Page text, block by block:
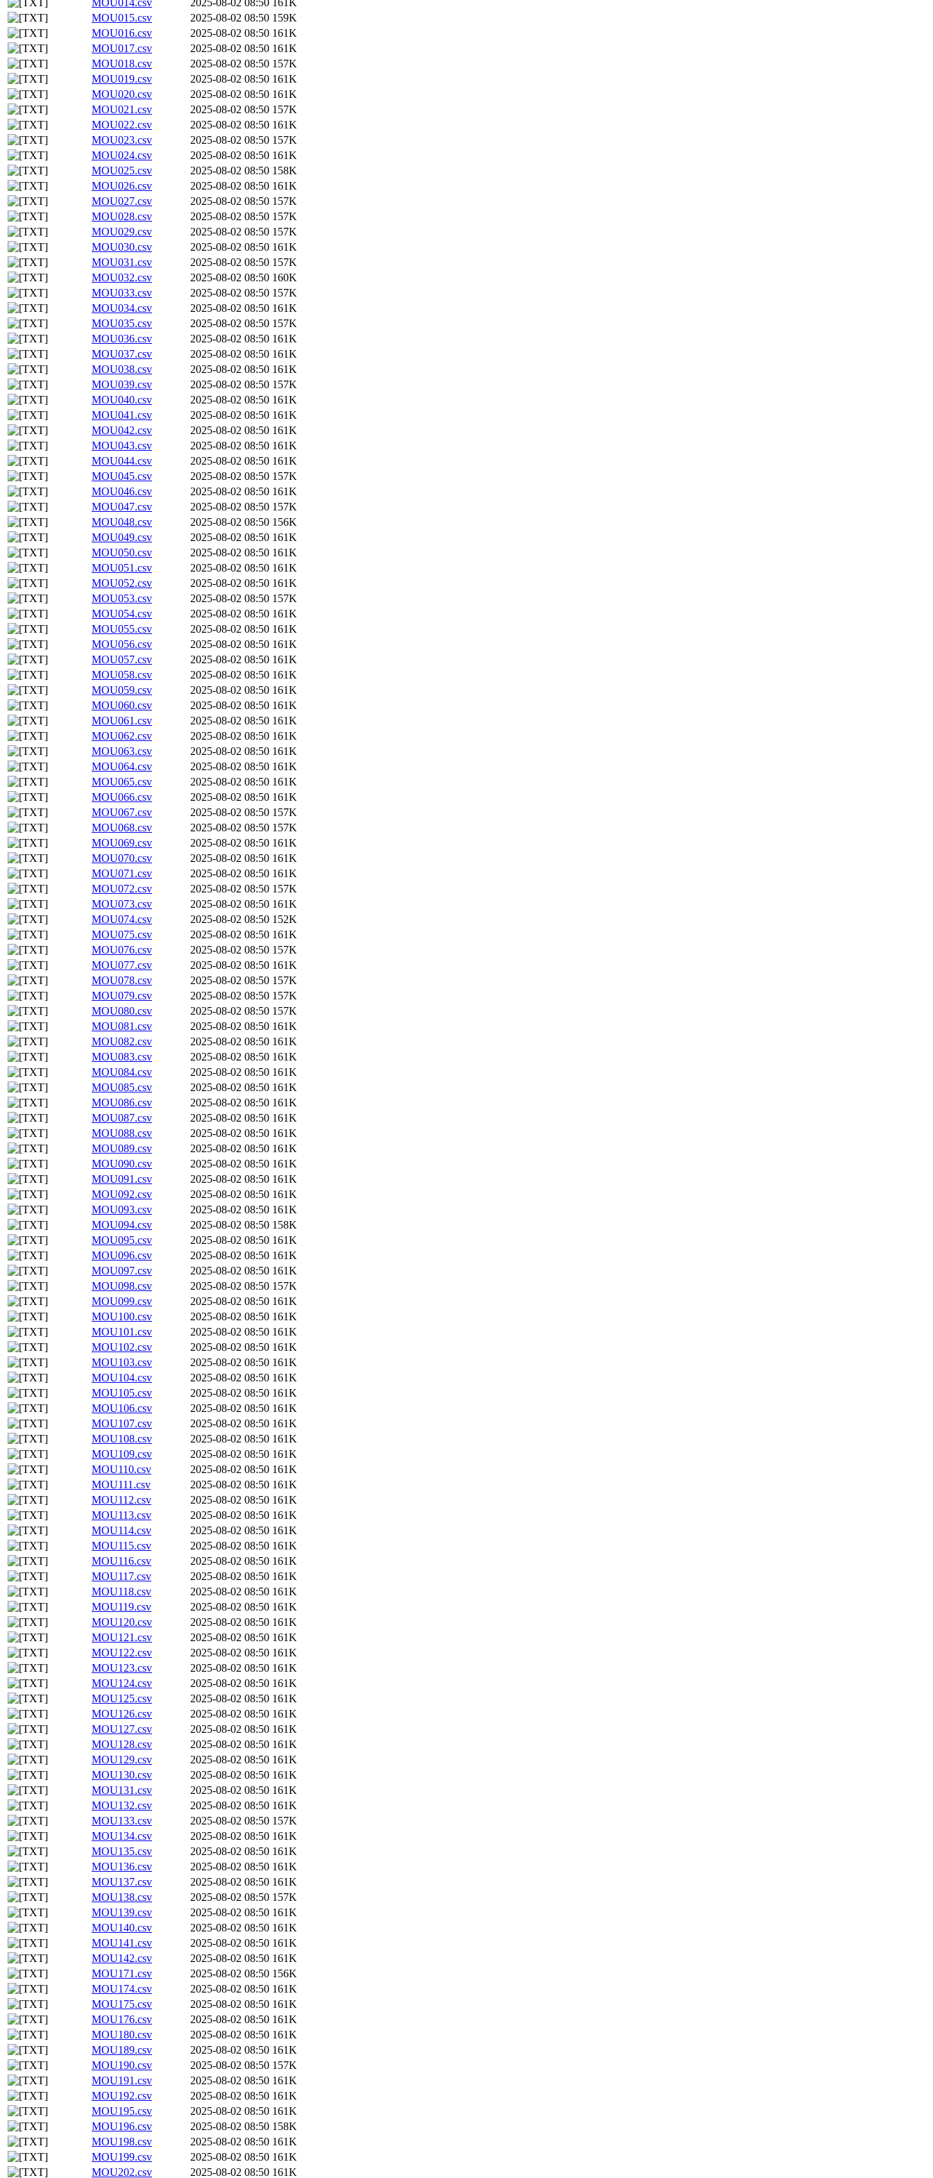
MOU014.csv 2025-08-02 08:50 161K
MOU015.csv
2025-08-02 08:50 159K
MOU016.csv
2025-08-02 08:50 161K
MOU017.csv
2025-08-02 08:50 161K
MOU018.csv
2025-08-02 08:50 157K
MOU019.csv
2025-08-02 08:50 161K
MOU020.csv
2025-08-02 08:50 161K
MOU021.csv
2025-08-02 08:50 157K
MOU022.csv
2025-08-02 08:50 161K
MOU023.csv
2025-08-02 08:50 157K
MOU024.csv
2025-08-02 08:50 161K
MOU025.csv
2025-08-02 08:50 158K
MOU026.csv
2025-08-02 08:50 161K
MOU027.csv
2025-08-02 08:50 157K
MOU028.csv
2025-08-02 08:50 157K
MOU029.csv
2025-08-02 08:50 157K
MOU030.csv
2025-08-02 08:50 161K
MOU031.csv
2025-08-02 08:50 157K
MOU032.csv
2025-08-02 08:50 160K
MOU033.csv
2025-08-02 08:50 157K
MOU034.csv
2025-08-02 08:50 161K
MOU035.csv
2025-08-02 08:50 157K
MOU036.csv
2025-08-02 08:50 161K
MOU037.csv
2025-08-02 08:50 161K
MOU038.csv
2025-08-02 08:50 161K
MOU039.csv
2025-08-02 08:50 157K
MOU040.csv
2025-08-02 08:50 161K
MOU041.csv
2025-08-02 08:50 161K
MOU042.csv
2025-08-02 08:50 161K
MOU043.csv
2025-08-02 08:50 161K
MOU044.csv
2025-08-02 08:50 161K
MOU045.csv
2025-08-02 08:50 157K
MOU046.csv
2025-08-02 08:50 161K
MOU047.csv
2025-08-02 08:50 157K
MOU048.csv
2025-08-02 08:50 156K
MOU049.csv
2025-08-02 08:50 161K
MOU050.csv
2025-08-02 08:50 161K
MOU051.csv
2025-08-02 08:50 161K
MOU052.csv
2025-08-02 08:50 161K
MOU053.csv
2025-08-02 08:50 157K
MOU054.csv
2025-08-02 08:50 161K
MOU055.csv
2025-08-02 08:50 161K
MOU056.csv
2025-08-02 08:50 161K
MOU057.csv
2025-08-02 08:50 161K
MOU058.csv
2025-08-02 08:50 161K
MOU059.csv
2025-08-02 08:50 161K
MOU060.csv
2025-08-02 08:50 161K
MOU061.csv
2025-08-02 08:50 161K
MOU062.csv
2025-08-02 08:50 161K
MOU063.csv
2025-08-02 08:50 161K
MOU064.csv
2025-08-02 08:50 161K
MOU065.csv
2025-08-02 08:50 161K
MOU066.csv
2025-08-02 08:50 161K
MOU067.csv
2025-08-02 08:50 157K
MOU068.csv
2025-08-02 08:50 157K
MOU069.csv
2025-08-02 08:50 161K
MOU070.csv
2025-08-02 08:50 161K
MOU071.csv
2025-08-02 08:50 161K
MOU072.csv
2025-08-02 08:50 157K
MOU073.csv
2025-08-02 08:50 161K
MOU074.csv
2025-08-02 08:50 152K
MOU075.csv
2025-08-02 08:50 161K
MOU076.csv
2025-08-02 08:50 157K
MOU077.csv
2025-08-02 08:50 161K
MOU078.csv
2025-08-02 08:50 157K
MOU079.csv
2025-08-02 08:50 157K
MOU080.csv
2025-08-02 08:50 157K
MOU081.csv
2025-08-02 08:50 161K
MOU082.csv
2025-08-02 08:50 161K
MOU083.csv
2025-08-02 08:50 161K
MOU084.csv
2025-08-02 08:50 161K
MOU085.csv
2025-08-02 08:50 161K
MOU086.csv
2025-08-02 08:50 161K
MOU087.csv
2025-08-02 08:50 161K
MOU088.csv
2025-08-02 08:50 161K
MOU089.csv
2025-08-02 08:50 161K
MOU090.csv
2025-08-02 08:50 161K
MOU091.csv
2025-08-02 08:50 161K
MOU092.csv
2025-08-02 08:50 161K
MOU093.csv
2025-08-02 08:50 161K
MOU094.csv
2025-08-02 08:50 158K
MOU095.csv
2025-08-02 08:50 161K
MOU096.csv
2025-08-02 08:50 161K
MOU097.csv
2025-08-02 08:50 161K
MOU098.csv
2025-08-02 08:50 157K
MOU099.csv
2025-08-02 08:50 161K
MOU100.csv
2025-08-02 08:50 161K
MOU101.csv
2025-08-02 08:50 161K
MOU102.csv
2025-08-02 08:50 161K
MOU103.csv
2025-08-02 08:50 161K
MOU104.csv
2025-08-02 08:50 161K
MOU105.csv
2025-08-02 08:50 161K
MOU106.csv
2025-08-02 08:50 161K
MOU107.csv
2025-08-02 08:50 161K
MOU108.csv
2025-08-02 08:50 161K
MOU109.csv
2025-08-02 08:50 161K
MOU110.csv
2025-08-02 08:50 161K
MOU111.csv
2025-08-02 08:50 161K
MOU112.csv
2025-08-02 08:50 161K
MOU113.csv
2025-08-02 08:50 161K
MOU114.csv
2025-08-02 08:50 161K
MOU115.csv
2025-08-02 08:50 161K
MOU116.csv
2025-08-02 08:50 161K
MOU117.csv
2025-08-02 08:50 161K
MOU118.csv
2025-08-02 08:50 161K
MOU119.csv
2025-08-02 08:50 161K
MOU120.csv
2025-08-02 08:50 161K
MOU121.csv
2025-08-02 08:50 161K
MOU122.csv
2025-08-02 08:50 161K
MOU123.csv
2025-08-02 08:50 161K
MOU124.csv
2025-08-02 08:50 161K
MOU125.csv
2025-08-02 08:50 161K
MOU126.csv
2025-08-02 08:50 161K
MOU127.csv
2025-08-02 08:50 161K
MOU128.csv
2025-08-02 08:50 161K
MOU129.csv
2025-08-02 08:50 161K
MOU130.csv
2025-08-02 08:50 161K
MOU131.csv
2025-08-02 08:50 161K
MOU132.csv
2025-08-02 08:50 161K
MOU133.csv
2025-08-02 08:50 157K
MOU134.csv
2025-08-02 08:50 161K
MOU135.csv
2025-08-02 08:50 161K
MOU136.csv
2025-08-02 08:50 161K
MOU137.csv
2025-08-02 08:50 161K
MOU138.csv
2025-08-02 08:50 157K
MOU139.csv
2025-08-02 08:50 161K
MOU140.csv
2025-08-02 08:50 161K
MOU141.csv
2025-08-02 08:50 161K
MOU142.csv
2025-08-02 08:50 161K
MOU171.csv
2025-08-02 08:50 156K
MOU174.csv
2025-08-02 08:50 161K
MOU175.csv
2025-08-02 08:50 161K
MOU176.csv
2025-08-02 08:50 161K
MOU180.csv
2025-08-02 08:50 161K
MOU189.csv
2025-08-02 08:50 161K
MOU190.csv
2025-08-02 08:50 157K
MOU191.csv
2025-08-02 08:50 161K
MOU192.csv
2025-08-02 08:50 161K
MOU195.csv
2025-08-02 08:50 161K
MOU196.csv
2025-08-02 08:50 158K
MOU198.csv
2025-08-02 08:50 161K
MOU199.csv
2025-08-02 08:50 161K
MOU202.csv
2025-08-02 08:50 161K